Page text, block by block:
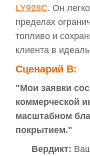
LY928C. Он
пределах
топливо и
клиента в
Сценарий B:
"Мои заявки
коммерческой
масштабном
покрытием."
Вердикт: